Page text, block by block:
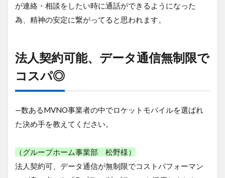
が連絡・相談をしたい時に通話ができるようになった
為、精神の安定に繋がってると思われます。
法人契約可能、データ通信無制限で
コスパ◎
—数あるMVNO事業者の中でロケットモバイルを選ばれ
た決め手を教えてください。
（グループホーム事業部 松野様）
法人契約可、データ通信が無制限でコストパフォーマン